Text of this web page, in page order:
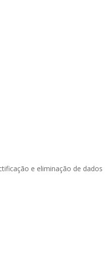
e eliminação de dados